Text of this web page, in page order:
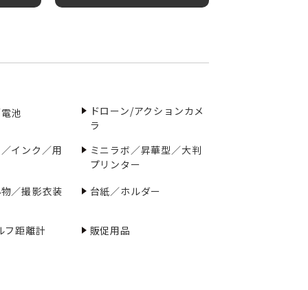
池
ドローン/アクションカメ
ラ
インク／用
ミニラボ／昇華型／大判
プリンター
／撮影衣装
台紙／ホルダー
フ距離計 販促用品